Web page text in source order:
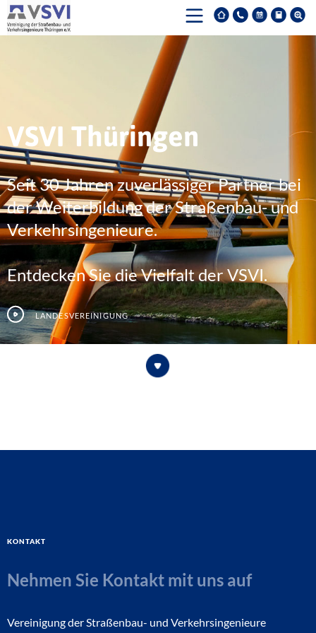
VSVI Thüringen
Seit 30 Jahren zuverlässiger Partner bei
der Weiterbildung der Straßenbau- und
Verkehrsingenieure.
Entdecken Sie die Vielfalt der VSVI.
Landesvereinigung
Kontakt
Nehmen Sie Kontakt mit uns auf
Vereinigung der Straßenbau- und Verkehrsingenieure